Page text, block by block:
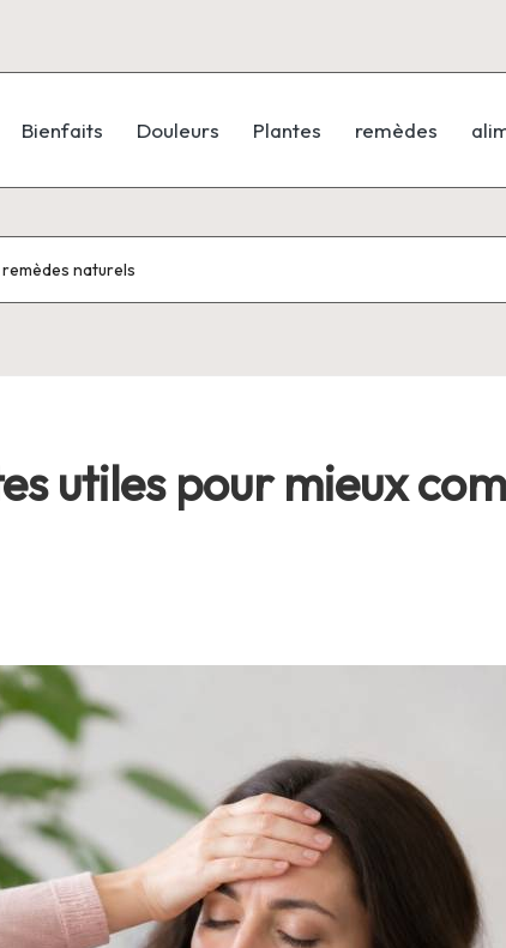
Bienfaits Douleurs Plantes remèdes
naturels
utiles pour mieux